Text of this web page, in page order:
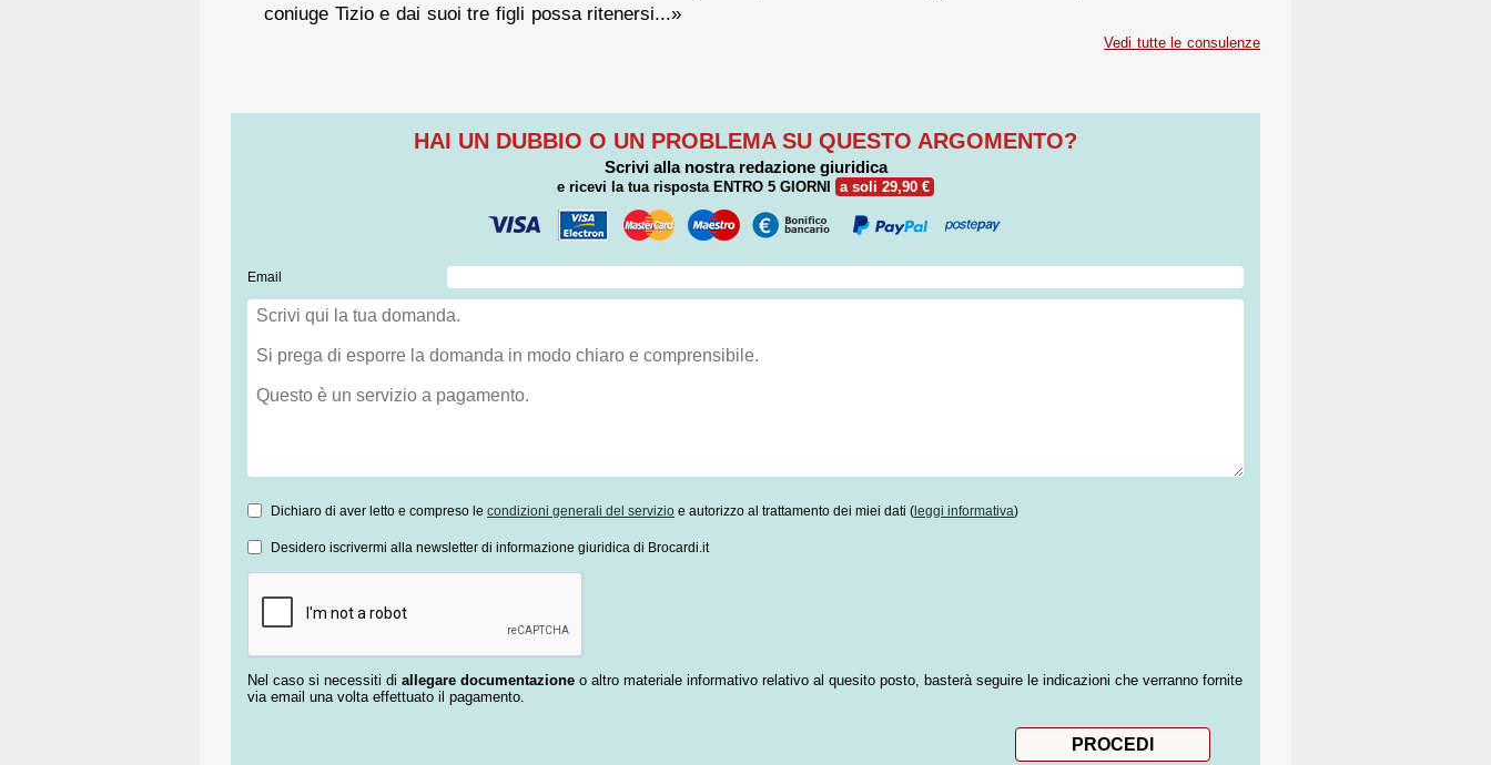
coniuge Tizio e dai suoi tre figli possa ritenersi...»
Vedi tutte le consulenze
HAI UN DUBBIO O UN PROBLEMA SU QUESTO ARGOMENTO?
Scrivi alla nostra redazione giuridica
e ricevi la tua risposta ENTRO 5 GIORNI a soli 29,90 €
Email
Dichiaro di aver letto e compreso le condizioni generali del servizio e autorizzo al trattamento dei miei dati (leggi informativa)
Desidero iscrivermi alla newsletter di informazione giuridica di Brocardi.it
Nel caso si necessiti di allegare documentazione o altro materiale informativo relativo al quesito posto, basterà seguire le indicazioni che verranno fornite
via email una volta effettuato il pagamento.